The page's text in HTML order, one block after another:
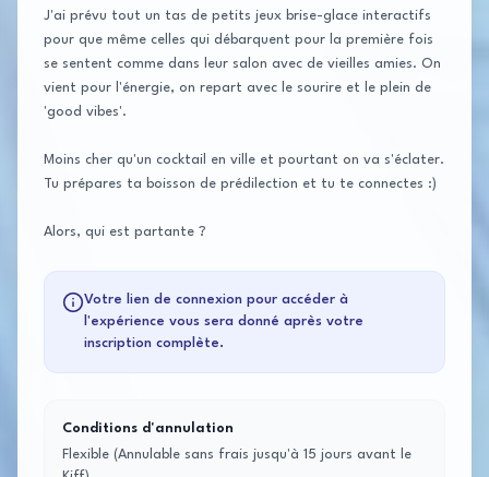
J'ai prévu tout un tas de petits jeux brise-glace interactifs
pour que même celles qui débarquent pour la première fois
se sentent comme dans leur salon avec de vieilles amies. On
vient pour l'énergie, on repart avec le sourire et le plein de
'good vibes'.
Moins cher qu'un cocktail en ville et pourtant on va s'éclater.
Tu prépares ta boisson de prédilection et tu te connectes :)
Alors, qui est partante ?
Votre lien de connexion pour accéder à
l'expérience vous sera donné après votre
inscription complète.
Conditions d'annulation
Flexible (Annulable sans frais jusqu'à 15 jours avant le